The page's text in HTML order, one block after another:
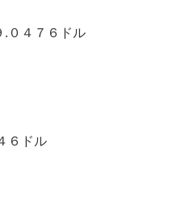
０４７６ドル
６ドル